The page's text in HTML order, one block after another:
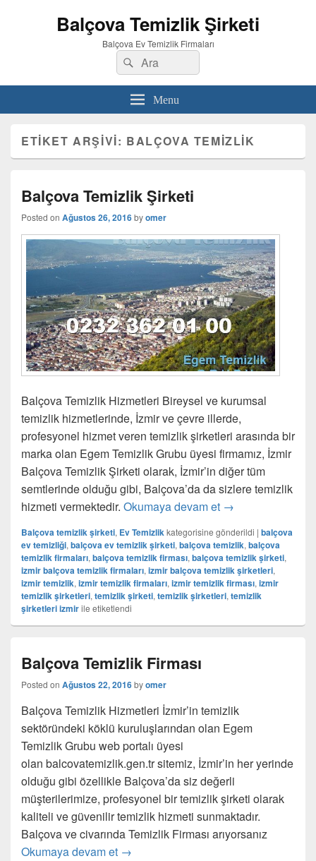
Balçova Temizlik Şirketi
Balçova Ev Temizlik Firmaları
Search
for:
Ara
Menu
ETIKET ARŞIVI: BALÇOVA TEMIZLIK
Balçova Temizlik Şirketi
Posted on Ağustos 26, 2016byomer
Balçova Temizlik Hizmetleri Bireysel ve kurumsal
temizlik hizmetlerinde, İzmir ve çevre illerde,
profesyonel hizmet veren temizlik şirketleri arasında bir
marka olan Egem Temizlik Grubu üyesi firmamız, İzmir
Balçova Temizlik Şirketi olarak, İzmir’in diğer tüm
semtlerinde olduğu gibi, Balçova’da da sizlere temizlik
hizmeti vermektedir. Okumaya devam et Balçova Temizlik
→
Balçova temizlik şirketi, Ev Temizlikkategorisine gönderildi | balçova
ev temizliği, balçova ev temizlik şirketi, balçova temizlik, balçova
temizlik firmaları, balçova temizlik firması, balçova temizlik şirketi,
izmir balçova temizlik firmaları, izmir balçova temizlik şirketleri,
izmir temizlik, izmir temizlik firmaları, izmir temizlik firması, izmir
temizlik şirketleri, temizlik şirketi, temizlik şirketleri, temizlik
şirketleri izmirile etiketlendi
Balçova Temizlik Firması
Posted on Ağustos 22, 2016byomer
Balçova Temizlik Hizmetleri İzmir’in temizlik
sektöründeki köklü kuruluşlarından olan Egem
Temizlik Grubu web portalı üyesi
olan balcovatemizlik.gen.tr sitemiz, İzmir’in her yerinde
olduğu gibi özellikle Balçova’da siz değerli
müşterilerimize, profesyonel bir temizlik şirketi olarak
kaliteli ve güvenilir temizlik hizmeti sunmaktadır.
Balçova ve civarında Temizlik Firması arıyorsanız
Okumaya devam et Balçova Temizlik Firması
→